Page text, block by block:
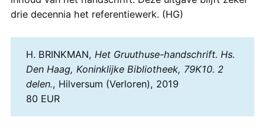
drie decennia het referentiewerk. (HG)
H. BRINKMAN, Het Gruuthuse-handschrift. Hs.
Den Haag, Koninklijke Bibliotheek, 79K10. 2
delen., Hilversum (Verloren), 2019
80 EUR